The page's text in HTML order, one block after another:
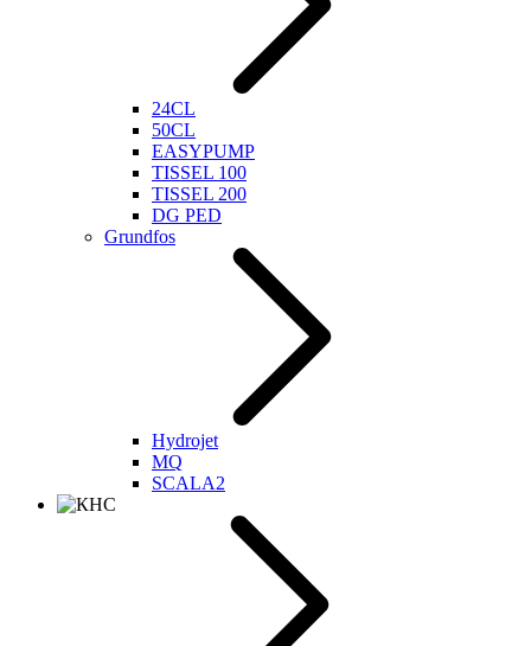
24CL
50CL
EASYPUMP
TISSEL 100
TISSEL 200
DG PED
Grundfos
Hydrojet
MQ
SCALA2